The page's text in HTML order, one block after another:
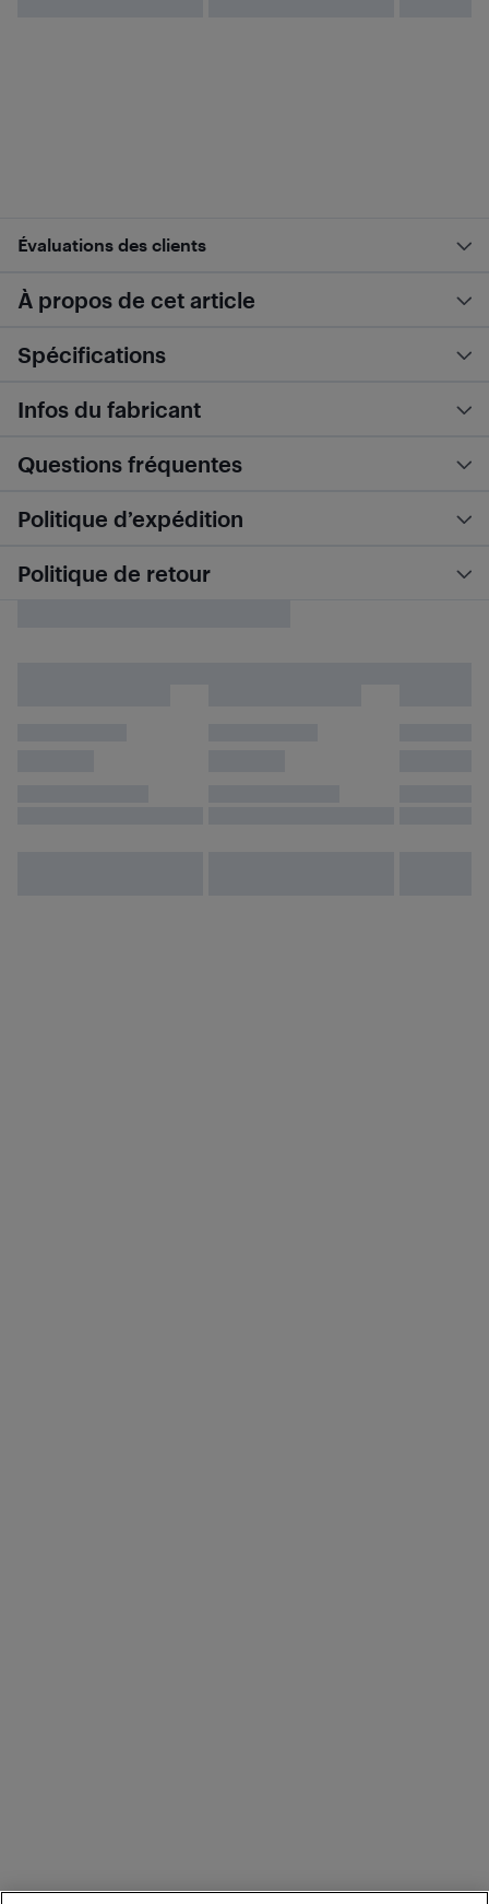
Évaluations des clients
À propos de cet article
Spécifications
Infos du fabricant
Questions fréquentes
Politique d’expédition
Politique de retour